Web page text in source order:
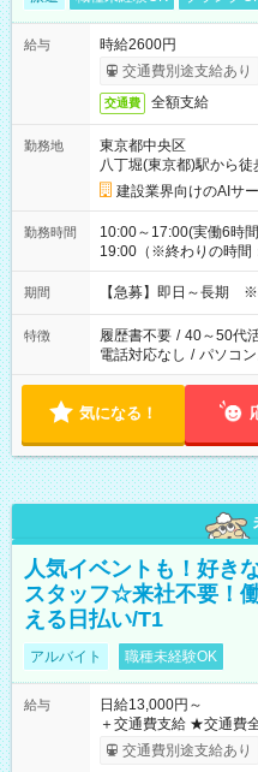
給与
時給2600円
交通費別途支給あり
交通費 全額支給
勤務地
東京都中央区
八丁堀(東京都)駅から徒
建設業界向けのAIサ
勤務時間
10:00～17:00(実働6時
19:00（※終わりの時間
期間 【急募】即日～長期
特徴 履歴書不要 / 40～50代
電話対応なし / パソコ
気になる！
人気イベントも！好き
スタッフ☆来社不要！
える日払い/T1
アルバイト 職種未経験OK
給与
日給13,000円～
＋交通費支給 ★交通費全額支給！ ┗案件により規定あり ★日払
いOK！（規定あり） ┗
ンビニATMから 日払い分を引
交通費別途支給あり